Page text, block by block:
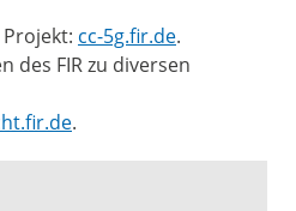
cc-5g.fir.de.
des FIR zu diversen
.